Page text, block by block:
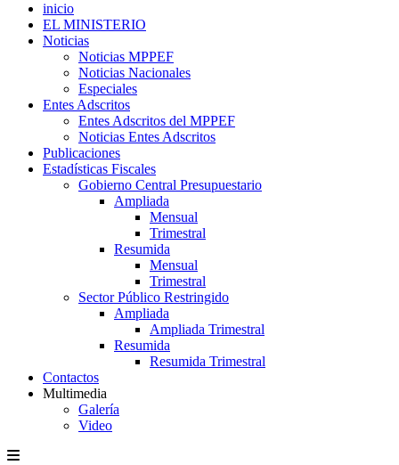
inicio
EL MINISTERIO
Noticias
Noticias MPPEF
Noticias Nacionales
Especiales
Entes Adscritos
Entes Adscritos del MPPEF
Noticias Entes Adscritos
Publicaciones
Estadísticas Fiscales
Gobierno Central Presupuestario
Ampliada
Mensual
Trimestral
Resumida
Mensual
Trimestral
Sector Público Restringido
Ampliada
Ampliada Trimestral
Resumida
Resumida Trimestral
Contactos
Multimedia
Galería
Video